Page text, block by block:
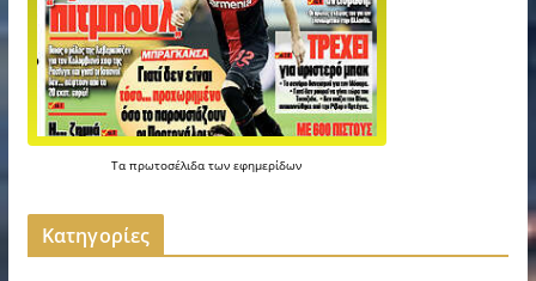
Ταπρωτοσέλιδατωνεφημερίδων
Kατηγορίες